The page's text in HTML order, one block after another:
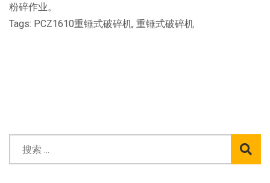
粉碎作业。
Tags: PCZ1610重锤式破碎机, 重锤式破碎机